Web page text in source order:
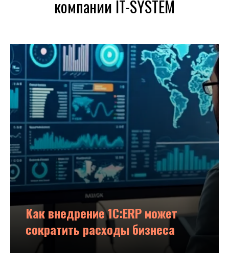
компании IT-SYSTEM
Как внедрение 1С:ERP может
сократить расходы бизнеса